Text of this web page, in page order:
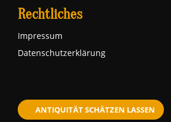
Rechtliches
Impressum
Datenschutzerklärung
ANTIQUITÄT SCHÄTZEN LASSEN